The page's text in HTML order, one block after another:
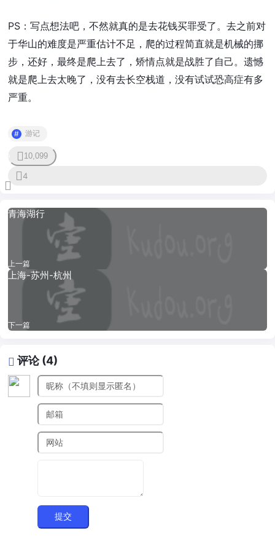
PS：写点想法吧，不然就真的是去花钱买罪受了。去之前对
于华山的难度是严重估计不足，爬的过程简直就是机械的挪
步，还好，最终是爬上去了，矫情点就是战胜了自己。遗憾
就是爬上去太晚了，没有去长空栈道，没有试试恐高症有多
严重。
游记
10,099
4
青海湖行
上一篇
上海-苏州-杭州
下一篇
评论 (4)
提交